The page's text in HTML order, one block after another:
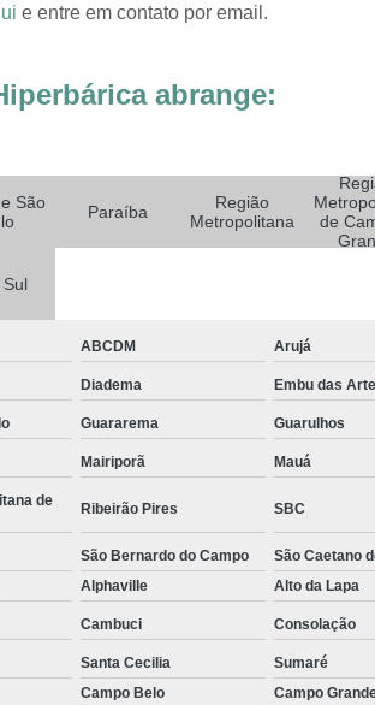
Sistemas
Feridas Tratamento
Tratamento de Feridas
Tratamento
Tratamento
Tratamento
Tratamento
e entre em contato por email.
abrange:
São
Paraíba
Região
Metropolitana
de
ABCDM Arujá
Diadema Embu das
Guararema Guarulhos
Mairiporã Mauá
de
Ribeirão Pires SBC
São Bernardo do Campo São Caetano
Alphaville Alto da Lapa
Cambuci Consolação
Santa Cecilia Sumaré
Campo Belo Campo